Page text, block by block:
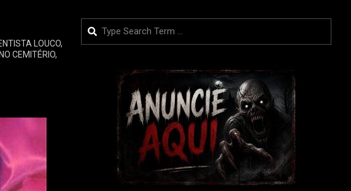
LOUCO,
CEMITÉRIO,
Search